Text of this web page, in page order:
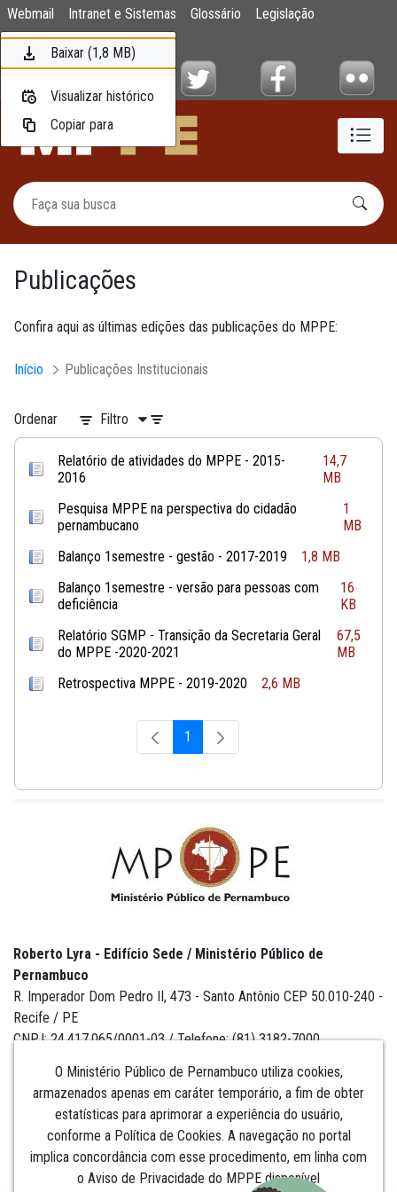
Pular para o Conteúdo principal
Publicações
Webmail Intranet e Sistemas Glossário
Legislação
Mapa do Site
Publicações
Confira aqui as últimas edições das publicações do MPPE:
Início Publicações Institucionais
Ordenar Filtro
Relatório de atividades do MPPE - 2015-
2016
14,7
MB
Pesquisa MPPE na perspectiva do cidadão
pernambucano
1
MB
Balanço 1semestre - gestão - 2017-2019
1,8 MB
Balanço 1semestre - versão para pessoas com
deficiência
16
KB
Relatório SGMP - Transição da Secretaria Geral
do MPPE -2020-2021
67,5
MB
Retrospectiva MPPE - 2019-2020
2,6 MB
Página
1
O Ministério Público de Pernambuco utiliza cookies,
armazenados apenas em caráter temporário, a fim de obter
estatísticas para aprimorar a experiência do usuário,
conforme a Política de Cookies. A navegação no portal
implica concordância com esse procedimento, em linha com
o Aviso de Privacidade do MPPE disponível
Roberto Lyra - Edifício Sede / Ministério Público de
Pernambuco
R. Imperador Dom Pedro II, 473 - Santo Antônio CEP 50.010-240 -
Recife / PE
CNPJ: 24.417.065/0001-03 / Telefone: (81) 3182-7000
Institucional
Comunicação
Baixar (14,7 MB)
Visualizar histórico
Copiar para
Baixar (1 MB)
Visualizar histórico
Copiar para
Baixar (1,8 MB)
Visualizar histórico
Copiar para